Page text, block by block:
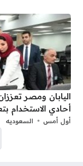
اليابان ومصر
أحادي الاستخدام
أول أمس السعوديه